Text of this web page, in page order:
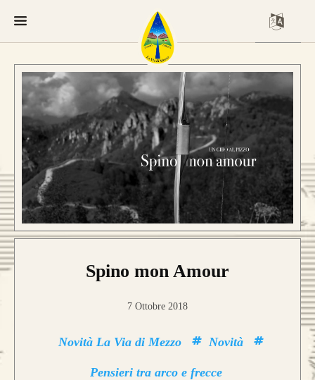
Spino mon Amour
7 Ottobre 2018
Novità La Via di Mezzo Novità
Pensieri tra arco e frecce